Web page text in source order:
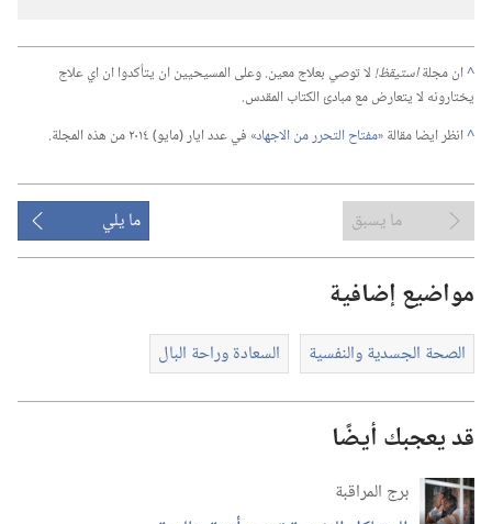
^ان مجلةاستيقظ!‏ لا توصي بعلاج معين.‏ وعلى المسيحيين ان يتأكدوا ان اي علاج
يختارونه لا يتعارض مع مبادئ الكتاب المقدس.‏
^انظر ايضا مقالة «‏مفتاح التحرر من الاجهاد‏» في عدد ايار (‏مايو)‏ ٢٠١٤ من هذه المجلة.‏
ما يسبق ما يلي
مواضيع إضافية
الصحة الجسدية والنفسية السعادة وراحة البال
قد يعجبك أيضًا
برج المراقبة